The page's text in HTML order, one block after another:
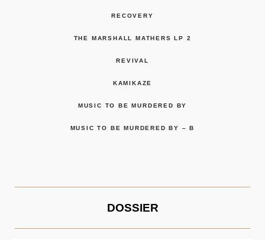
RECOVERY
THE MARSHALL MATHERS LP 2
REVIVAL
KAMIKAZE
MUSIC TO BE MURDERED BY
MUSIC TO BE MURDERED BY – B
DOSSIER